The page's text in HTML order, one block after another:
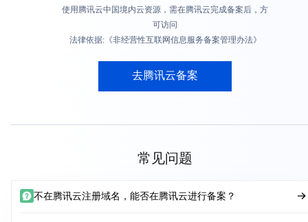
使用腾讯云中国境内云资源，需在腾讯云完成备案后，方
可访问
法律依据:《非经营性互联网信息服务备案管理办法》
去腾讯云备案
常见问题
不在腾讯云注册域名，能否在腾讯云进行备案？